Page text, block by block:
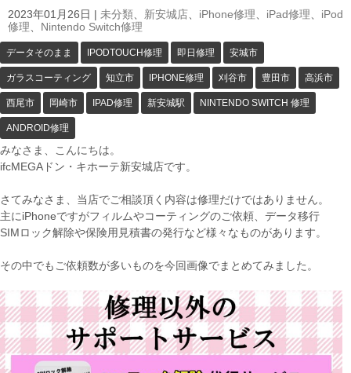
2023年01月26日 未分類 新安城店 iPhone修理 iPad修理
iPod
修理
Nintendo Switch修理
データそのまま IPODTOUCH修理 即日修理 安城市
ガラスコーティング 知立市 IPHONE修理 刈谷市 豊田市 高浜市
西尾市 岡崎市 IPAD修理 新安城駅 NINTENDO SWITCH 修理
ANDROID修理
みなさま、こんにちは。
ifcMEGAドン・キホーテ新安城店です。
さてみなさま、当店でご相談頂く内容は修理だけではありません。
主にiPhoneですがフィルムやコーティングのご依頼、データ移行
SIMロック解除や保険用見積書の発行など様々なものがあります。
その中でもご依頼数が多いものを今回画像でまとめてみました。